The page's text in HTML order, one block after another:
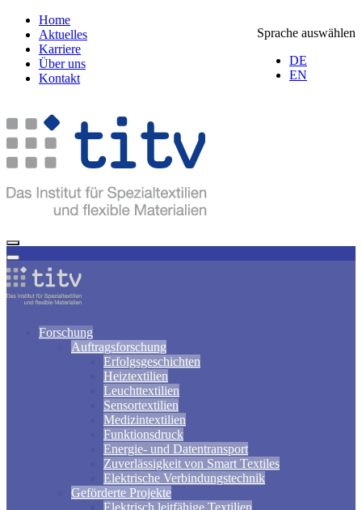
Sprache auswählen
DE
EN
Home
Aktuelles
Karriere
Über uns
Kontakt
Forschung
Auftragsforschung
Erfolgsgeschichten
Heiztextilien
Leuchttextilien
Sensortextilien
Medizintextilien
Funktionsdruck
Energie- und Datentransport
Zuverlässigkeit von Smart Textiles
Elektrische Verbindungstechnik
Geförderte Projekte
Elektrisch leitfähige Textilien